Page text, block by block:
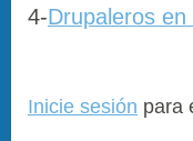
4-Drupaleros
Inicie sesión para